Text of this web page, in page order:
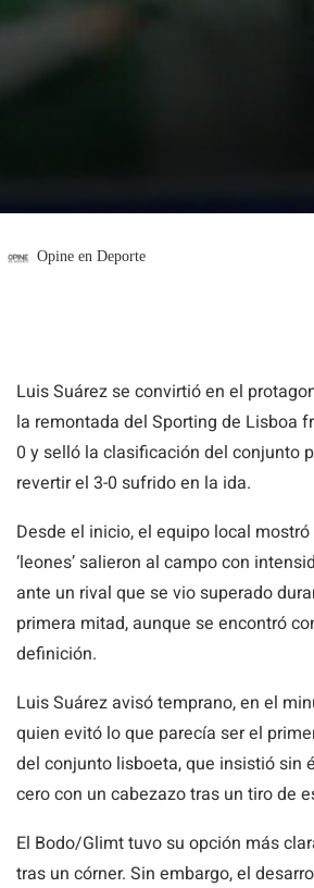
Opine en Deporte
Luis Suárez se convirtió en el
la remontada del Sporting de Lisboa
0 y selló la clasificación del conjunto
revertir el 3-0 sufrido en la ida.
Desde el inicio, el equipo local
‘leones’ salieron al campo con
ante un rival que se vio superado
primera mitad, aunque se encontró
definición.
Luis Suárez avisó temprano, en el
quien evitó lo que parecía ser el
del conjunto lisboeta, que insistió sin
cero con un cabezazo tras un tiro de
El Bodo/Glimt tuvo su opción más
tras un córner. Sin embargo, el